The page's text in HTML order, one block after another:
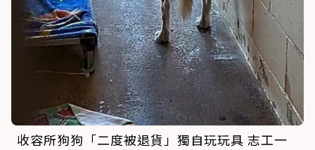
收容所狗狗「二度被退貨」獨自玩玩具 志工一